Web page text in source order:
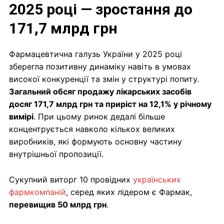
2025 році — зростання до
171,7 млрд грн
Фармацевтична галузь України у 2025 році
зберегла позитивну динаміку навіть в умовах
високої конкуренції та змін у структурі попиту.
Загальний обсяг продажу лікарських засобів
досяг 171,7 млрд грн та приріст на 12,1% у річному
вимірі. При цьому ринок дедалі більше
концентрується навколо кількох великих
виробників, які формують основну частину
внутрішньої пропозиції.
Сукупний виторг 10 провідних українських
фармкомпаній, серед яких лідером є Фармак,
перевищив 50 млрд грн.